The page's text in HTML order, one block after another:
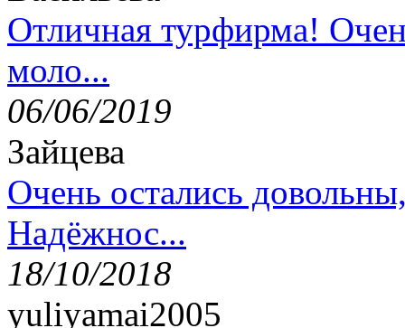
Отличная турфирма!
моло...
06/06/2019
Зайцева
Очень остались
Надёжнос...
18/10/2018
yuliyamai2005